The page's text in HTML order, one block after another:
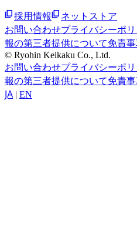
採用情報
ネットストア
お問い合わせプライバシーポ
報の第三者提供について免責
© Ryohin Keikaku Co., Ltd.
お問い合わせプライバシーポ
報の第三者提供について免責
JA | EN